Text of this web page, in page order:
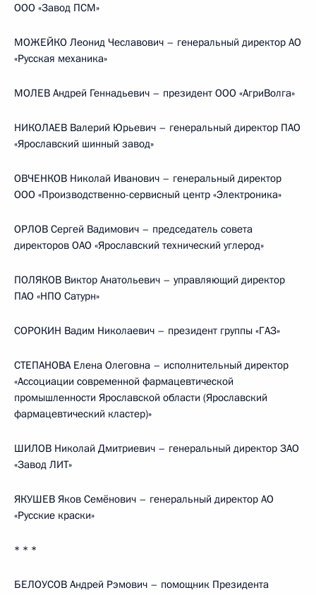
ООО «Завод ПСМ»
МОЖЕЙКО Леонид Чеславович – генеральный директор АО
«Русская механика»
МОЛЕВ Андрей Геннадьевич – президент ООО «АгриВолга»
НИКОЛАЕВ Валерий Юрьевич – генеральный директор ПАО
«Ярославский шинный завод»
ОВЧЕНКОВ Николай Иванович – генеральный директор
ООО «Производственно-сервисный центр «Электроника»
ОРЛОВ Сергей Вадимович – председатель совета
директоров ОАО «Ярославский технический углерод»
ПОЛЯКОВ Виктор Анатольевич – управляющий директор
ПАО «НПО Сатурн»
СОРОКИН Вадим Николаевич – президент группы «ГАЗ»
СТЕПАНОВА Елена Олеговна – исполнительный директор
«Ассоциации современной фармацевтической
промышленности Ярославской области (Ярославский
фармацевтический кластер)»
ШИЛОВ Николай Дмитриевич – генеральный директор ЗАО
«Завод ЛИТ»
ЯКУШЕВ Яков Семёнович – генеральный директор АО
«Русские краски»
* * *
БЕЛОУСОВ Андрей Рэмович – помощник Президента